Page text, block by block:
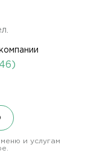
и услугам